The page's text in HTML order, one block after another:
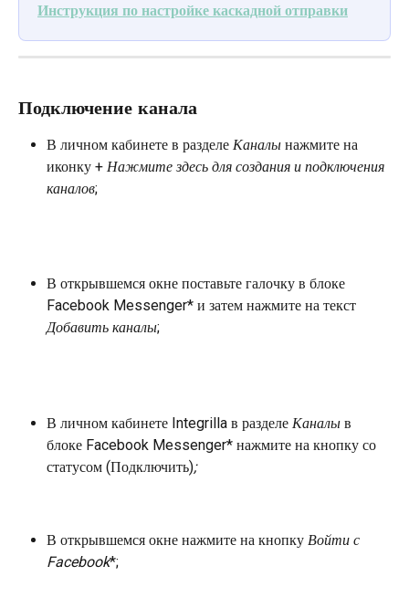
Инструкция по настройке каскадной отправки
Подключение канала
В личном кабинете в разделе Каналы нажмите на
иконку + Нажмите здесь для создания и подключения
каналов;
В открывшемся окне поставьте галочку в блоке
Facebook Messenger* и затем нажмите на текст
Добавить каналы;
В личном кабинете Integrilla в разделе Каналы в
блоке Facebook Messenger* нажмите на кнопку со
статусом (Подключить);
В открывшемся окне нажмите на кнопку Войти с
Facebook*;